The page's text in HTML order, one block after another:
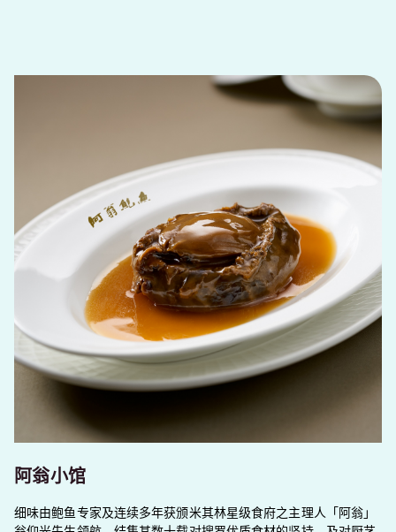
阿翁小馆
细味由鲍鱼专家及连续多年获颁米其林星级食府之主理人「阿翁」